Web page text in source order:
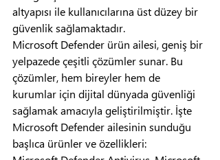
altyapısı ile kullanıcılarına üst düzey bir
güvenlik sağlamaktadır.
Microsoft Defender ürün ailesi, geniş bir
yelpazede çeşitli çözümler sunar. Bu
çözümler, hem bireyler hem de
kurumlar için dijital dünyada güvenliği
sağlamak amacıyla geliştirilmiştir. İşte
Microsoft Defender ailesinin sunduğu
başlıca ürünler ve özellikleri: